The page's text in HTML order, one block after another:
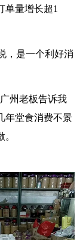
单量增长超1
，是一个利好消
州老板告诉我
年堂食消费不景